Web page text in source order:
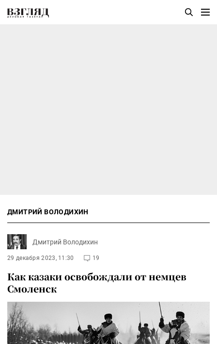
ДМИТРИЙ ВОЛОДИХИН
Дмитрий Володихин
29 декабря 2023, 11:30 19
Как казаки освобождали от немцев
Смоленск